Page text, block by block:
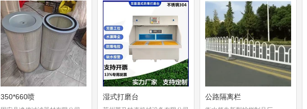
350*660喷 湿式打磨台 公路隔离栏